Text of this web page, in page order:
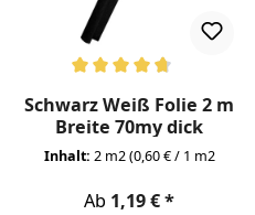
Schwarz Weiß Folie 2 m
Breite 70my dick
Inhalt: 2 m2(0,60 € / 1 m2
Regulärer Preis:
Ab 1,19 €